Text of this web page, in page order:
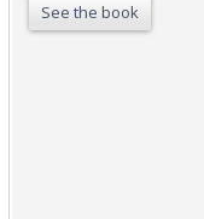
See the book